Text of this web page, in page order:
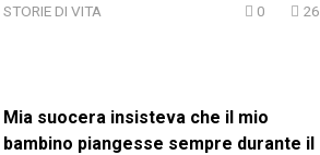
STORIE DI VITA 0 26
Mia suocera insisteva che il mio
bambino piangesse sempre durante il